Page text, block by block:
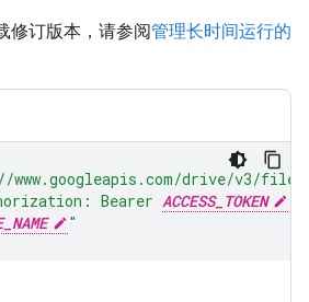
修订版本，请参阅管理长时间运行的
drive/v3/
Bearer ACCESS_TOKEN
"